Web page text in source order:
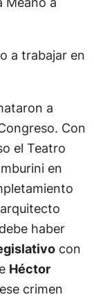
a trabajar en
a
Con
el Teatro
en
haber
con
Héctor
crimen